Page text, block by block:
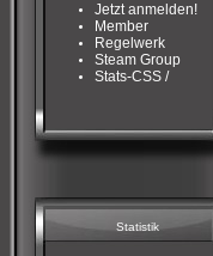
Jetzt anmelden!
Member
Regelwerk
Steam Group
Stats-CSS /
Statistik